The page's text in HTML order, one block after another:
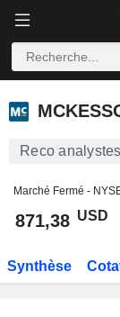
MCKESSON
Reco
Marché Fermé -
871,38 USD
Synthèse